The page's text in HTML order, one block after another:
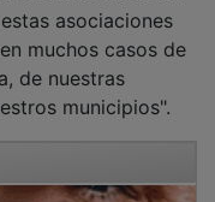
muchos casos de
de nuestras
municipios".